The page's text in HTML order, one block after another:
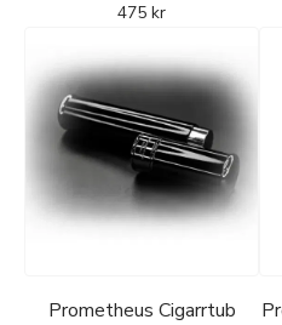
475 kr
Prometheus Cigarrtub